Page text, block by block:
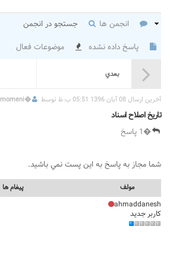
انجمن ها
جستجو در انجمن
پاسخ داده نشده
موضوعات فعال
بعدي
آخرين ارسال 08 آبان 1396 05:51 ب.ظ توسط �
momeni
تاریخ اصلاح اسناد
�1 پاسخ
شما مجاز به پاسخ به اين پست نمي باشيد.
مولف پيغام ها
ahmaddanesh
کاربر جدید